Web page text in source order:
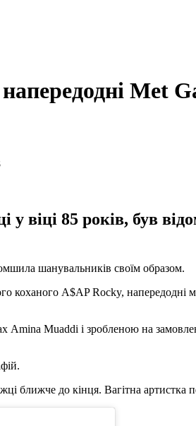
Met
віці 85 років, був
шанувальників своїм образом.
коханого A$AP Rocky, напередодні
Amina Muaddi і зробленою на
ближче до кінця. Вагітна